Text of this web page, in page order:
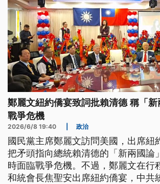
鄭麗文紐約僑宴致詞批賴清德 稱「
戰爭危機
2026/6/8 19:40 政治
國民黨主席鄭麗文訪問美國，出席紐
把矛頭指向總統賴清德的「新兩國論
時面臨戰爭危機。不過，鄭麗文在行
和統會長焦聖安出席紐約僑宴，中共